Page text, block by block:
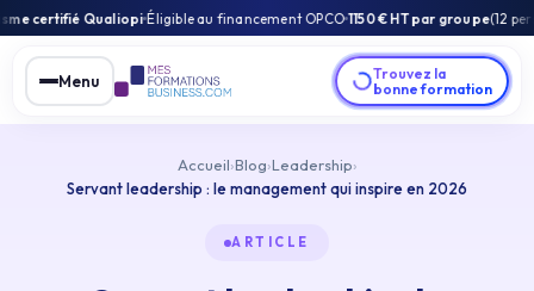
Éligible au financement OPCO 1150 € HT par groupe(12 personnes max)
Menu
Trouvez la
bonne formation
Accueil›Blog›Leadership›
Servant leadership : le management qui inspire en 2026
ARTICLE